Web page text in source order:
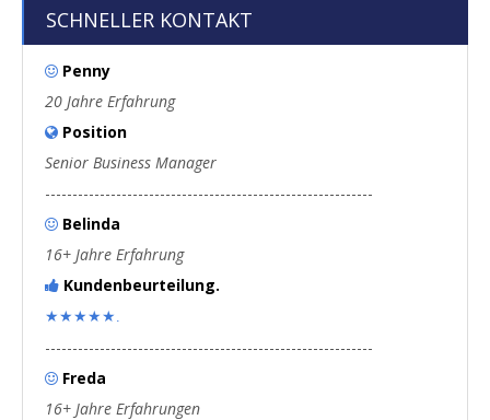
SCHNELLER KONTAKT
 Penny
20 Jahre Erfahrung
 Position
Senior Business Manager
------------------------------------------------------------
 Belinda
16+ Jahre Erfahrung
 Kundenbeurteilung.
★★★★★.
------------------------------------------------------------
 Freda
16+ Jahre Erfahrungen